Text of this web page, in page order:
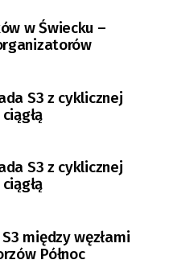
w Świecku –
S3 z cyklicznej
S3 z cyklicznej
między węzłami
Północ